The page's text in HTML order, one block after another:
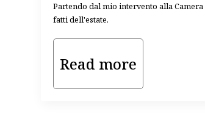
Partendo dal mio intervento alla
fatti dell'estate.
Read more